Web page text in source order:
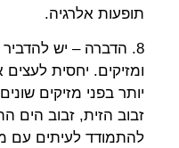
תופעות אלרגיה.
8. הדברה – יש
ומזיקים. יחסית
יותר בפני מזיקים
זבוב הזית, זבוב הים
להתמודד לעיתים עם